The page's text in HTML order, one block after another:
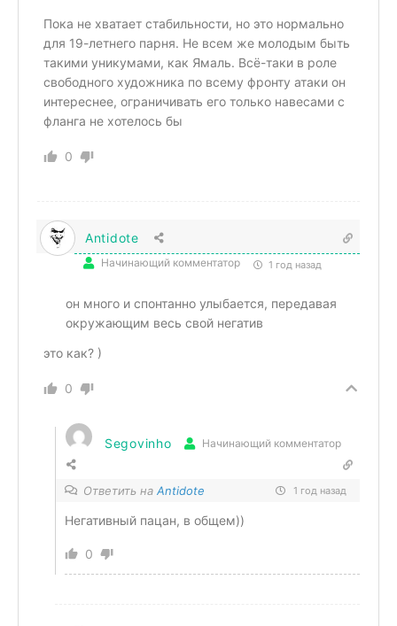
Пока не хватает стабильности, но это нормально
для 19-летнего парня. Не всем же молодым быть
такими уникумами, как Ямаль. Всё-таки в роле
свободного художника по всему фронту атаки он
интереснее, ограничивать его только навесами с
фланга не хотелось бы
0
Antidote
Начинающий комментатор 1 год назад
он много и спонтанно улыбается, передавая
окружающим весь свой негатив
это как? )
0
Segovinho Начинающий комментатор
Ответить на Antidote 1 год назад
Негативный пацан, в общем))
0